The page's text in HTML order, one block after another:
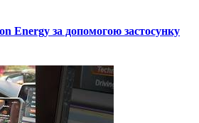
Energy за допомогою застосунку